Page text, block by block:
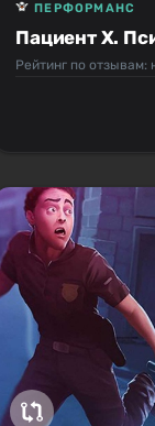
Пациент Х.
ПЕРФОРМАНС
Рейтинг по отзывам: